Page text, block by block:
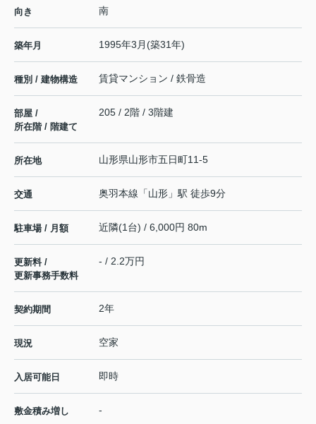
向き 南
築年月 1995年3月(築31年)
種別 / 建物構造 賃貸マンション / 鉄骨造
部屋 /
所在階 / 階建て
205 / 2階 / 3階建
所在地 山形県山形市五日町11-5
交通 奥羽本線 「山形 」駅 徒歩9分
駐車場 / 月額 近隣(1台) / 6,000円 80m
更新料 /
更新事務手数料
- / 2.2万円
契約期間 2年
現況 空家
入居可能日 即時
敷金積み増し -